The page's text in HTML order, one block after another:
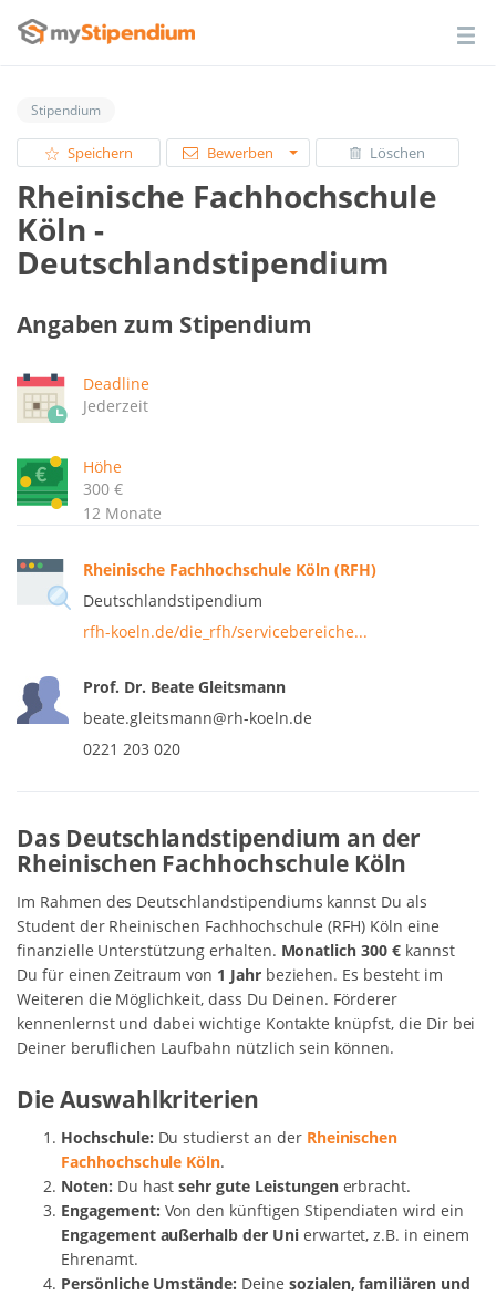
Stipendium
Speichern Bewerben Löschen
Rheinische Fachhochschule
Köln -
Deutschlandstipendium
Angaben zum Stipendium
Deadline
Jederzeit
Höhe
300 €
12 Monate
Rheinische Fachhochschule Köln (RFH)
Deutschlandstipendium
rfh-koeln.de/die_rfh/servicebereiche...
Prof. Dr. Beate Gleitsmann
beate.gleitsmann@rh-koeln.de
0221 203 020
Das Deutschlandstipendium an der
Rheinischen Fachhochschule Köln
Im Rahmen des Deutschlandstipendiums kannst Du als
Student der Rheinischen Fachhochschule (RFH) Köln eine
finanzielle Unterstützung erhalten. Monatlich 300 €kannst
Du für einen Zeitraum von 1 Jahrbeziehen. Es besteht im
Weiteren die Möglichkeit, dass Du Deinen. Förderer
kennenlernst und dabei wichtige Kontakte knüpfst, die Dir bei
Deiner beruflichen Laufbahn nützlich sein können.
Die Auswahlkriterien
Hochschule: Du studierst an der Rheinischen
Fachhochschule Köln.
Noten: Du hastsehr gute Leistungenerbracht.
Engagement: Von den künftigen Stipendiaten wird ein
Engagement außerhalb der Unierwartet, z.B. in einem
Ehrenamt.
Persönliche Umstände: Deine sozialen, familiären und